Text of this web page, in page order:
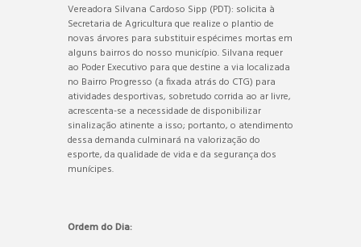
Vereadora Silvana Cardoso Sipp (PDT): solicita à
Secretaria de Agricultura que realize o plantio de
novas árvores para substituir espécimes mortas em
alguns bairros do nosso município. Silvana requer
ao Poder Executivo para que destine a via localizada
no Bairro Progresso (a fixada atrás do CTG) para
atividades desportivas, sobretudo corrida ao ar livre,
acrescenta-se a necessidade de disponibilizar
sinalização atinente a isso; portanto, o atendimento
dessa demanda culminará na valorização do
esporte, da qualidade de vida e da segurança dos
munícipes.
Ordem do Dia: